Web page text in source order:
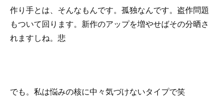
作り手とは、そんなもんです。孤独なんです。盗作問題
もついて回ります。新作のアップを増やせばその分晒さ
れますしね。悲
でも。私は悩みの核に中々気づけないタイプで笑